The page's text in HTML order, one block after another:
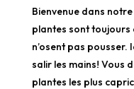
Bienvenue dans
plantes sont toujours
n’osent pas pousser.
salir les mains! Vous
plantes les plus